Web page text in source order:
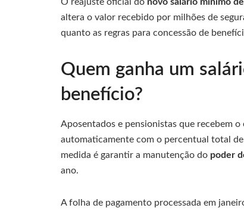
altera o valor recebido por milhões de
quanto as regras para concessão de
Quem ganha um
benefício?
Aposentados e pensionistas que recebem
automaticamente com o percentual total
medida é garantir a manutenção do poder
ano.
A folha de pagamento processada em